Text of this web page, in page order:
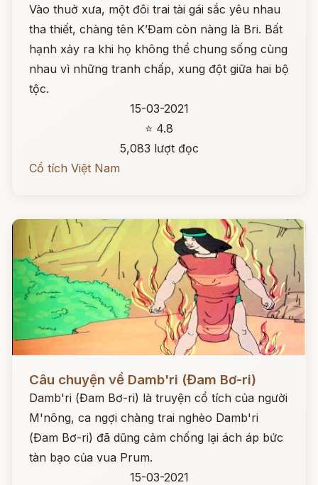
Vào thuở xưa, một đôi trai tài gái sắc yêu nhau
tha thiết, chàng tên K’Đam còn nàng là Bri. Bất
hạnh xảy ra khi họ không thể chung sống cùng
nhau vì những tranh chấp, xung đột giữa hai bộ
tộc.
15-03-2021
⭐ 4.8
5,083 lượt đọc
Cổ tích Việt Nam
Câu chuyện về Damb'ri (Đam Bơ-ri)
Damb'ri (Đam Bơ-ri) là truyện cổ tích của người
M'nông, ca ngợi chàng trai nghèo Damb'ri
(Đam Bơ-ri) đã dũng cảm chống lại ách áp bức
tàn bạo của vua Prum.
15-03-2021